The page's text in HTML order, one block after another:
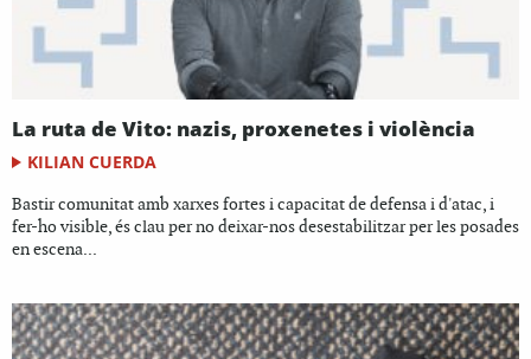
La ruta de Vito: nazis, proxenetes i violència
KILIAN CUERDA
Bastir comunitat amb xarxes fortes i capacitat de defensa i d'atac, i
fer-ho visible, és clau per no deixar-nos desestabilitzar per les posades
en escena...